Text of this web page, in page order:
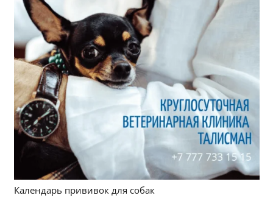
Календарь прививок для собак